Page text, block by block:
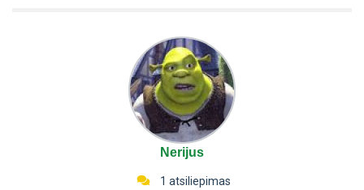
Nerijus
1 atsiliepimas